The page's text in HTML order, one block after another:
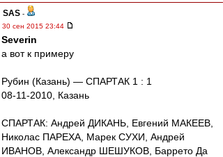
SAS -
30 сен 2015 23:44
Severin
а вот к примеру
Рубин (Казань) — СПАРТАК 1 : 1
08-11-2010, Казань
СПАРТАК: Андрей ДИКАНЬ, Евгений МАКЕЕВ,
Николас ПАРЕХА, Марек СУХИ, Андрей
ИBАНОВ, Александр ШЕШУКОВ, Баррето Да